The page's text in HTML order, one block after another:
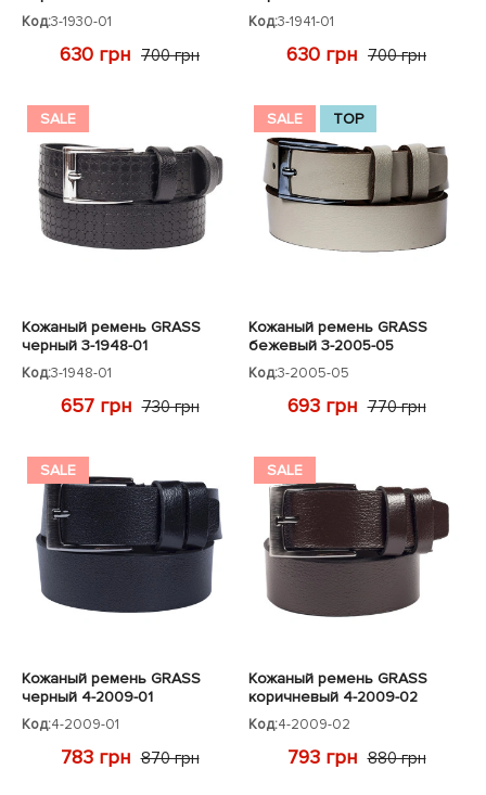
Код:3-1930-01
630 грн 700 грн
Код:3-1941-01
630 грн 700 грн
SALE
Кожаный ремень GRASS
черный 3-1948-01
Код:3-1948-01
657 грн 730 грн
SALE TOP
Кожаный ремень GRASS
бежевый 3-2005-05
Код:3-2005-05
693 грн 770 грн
SALE
Кожаный ремень GRASS
черный 4-2009-01
Код:4-2009-01
783 грн 870 грн
SALE
Кожаный ремень GRASS
коричневый 4-2009-02
Код:4-2009-02
793 грн 880 грн